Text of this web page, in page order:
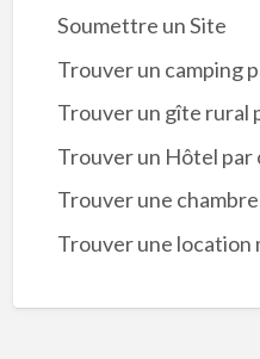
Soumettre un Site
Trouver un camping
Trouver un gîte rural
Trouver un Hôtel par
Trouver une
Trouver une location